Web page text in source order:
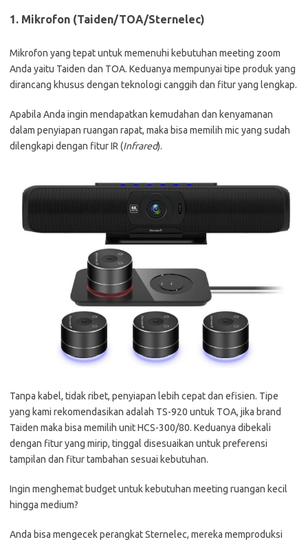
1. Mikrofon (Taiden/TOA/Sternelec)
Mikrofon yang tepat untuk memenuhi kebutuhan meeting zoom
Anda yaitu Taiden dan TOA. Keduanya mempunyai tipe produk yang
dirancang khusus dengan teknologi canggih dan fitur yang lengkap.
Apabila Anda ingin mendapatkan kemudahan dan kenyamanan
dalam penyiapan ruangan rapat, maka bisa memilih mic yang sudah
dilengkapi dengan fitur IR (Infrared).
Tanpa kabel, tidak ribet, penyiapan lebih cepat dan efisien. Tipe
yang kami rekomendasikan adalah TS-920 untuk TOA, jika brand
Taiden maka bisa memilih unit HCS-300/80. Keduanya dibekali
dengan fitur yang mirip, tinggal disesuaikan untuk preferensi
tampilan dan fitur tambahan sesuai kebutuhan.
Ingin menghemat budget untuk kebutuhan meeting ruangan kecil
hingga medium?
Anda bisa mengecek perangkat Sternelec, mereka memproduksi